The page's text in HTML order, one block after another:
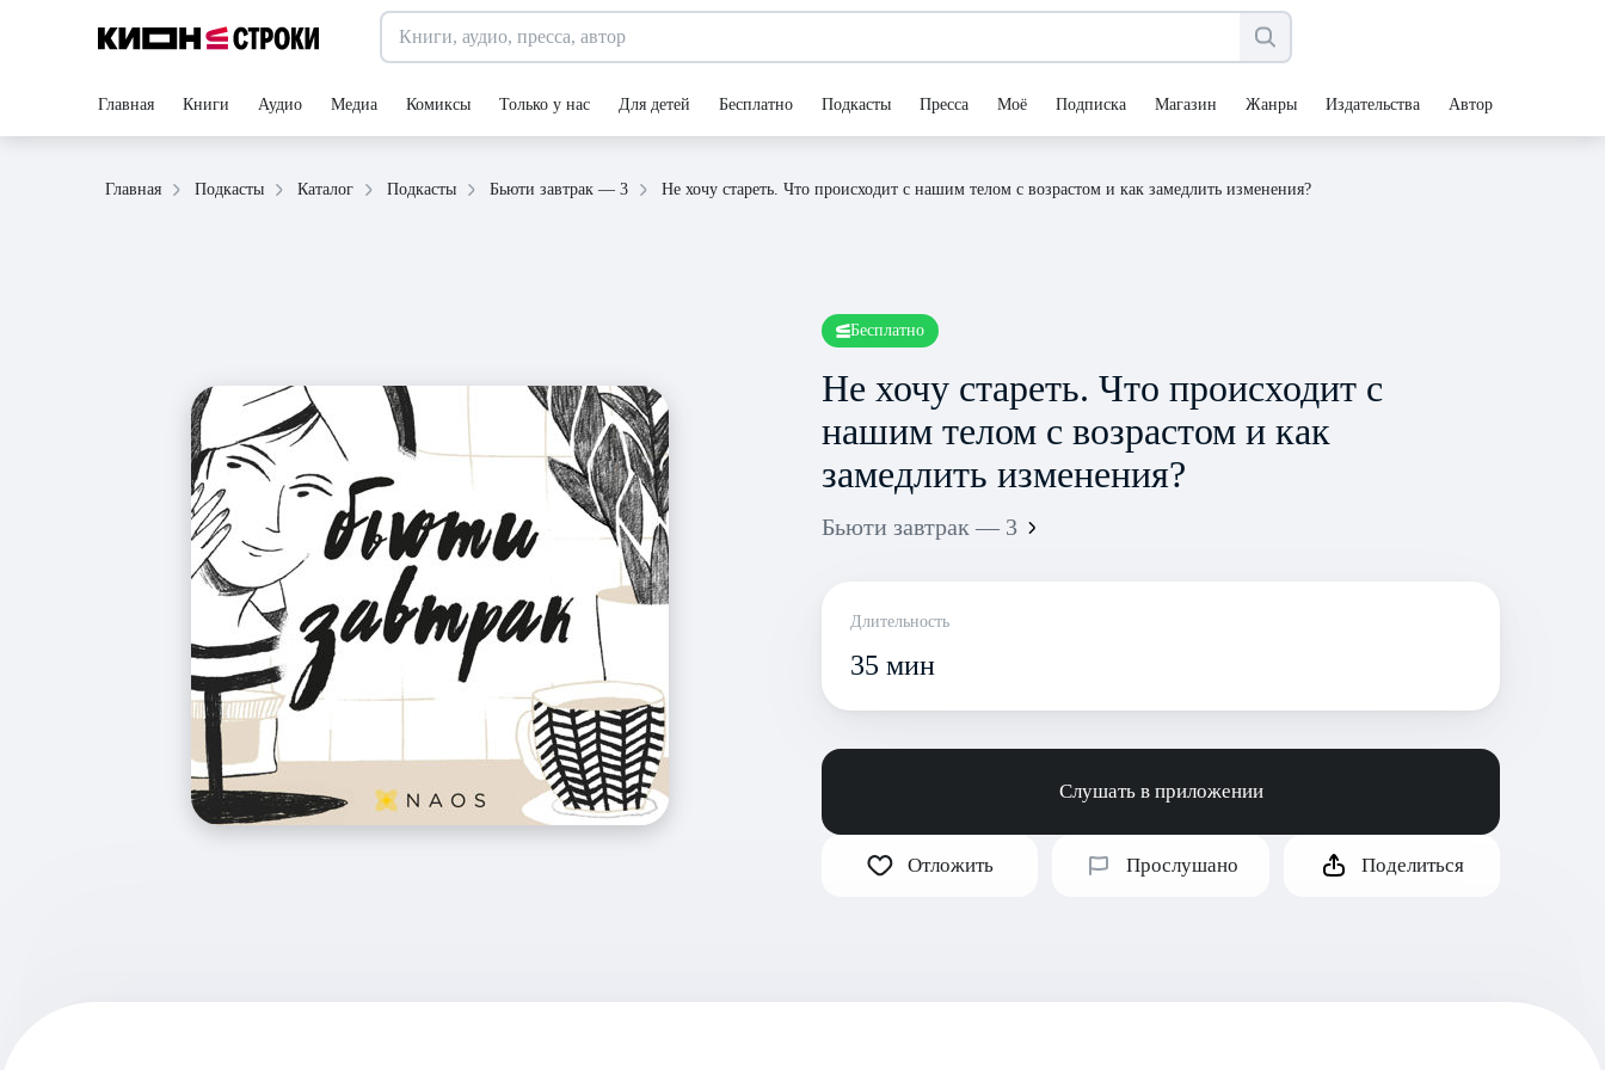
Главная Книги Аудио Медиа Комиксы Только у нас Для детей Бесплатно Подкасты Пресса Моё Подписка Магазин Жанры Издательства Авторы
Главная Подкасты Каталог Подкасты Бьюти завтрак — 3 Не хочу стареть. Что происходит с нашим телом с возрастом и как замедлить изменения?
Бесплатно
Не хочу стареть. Что происходит с
нашим телом с возрастом и как
замедлить изменения?
Бьюти завтрак — 3
Длительность
35 мин
Слушать в приложении
Отложить Прослушано Поделиться